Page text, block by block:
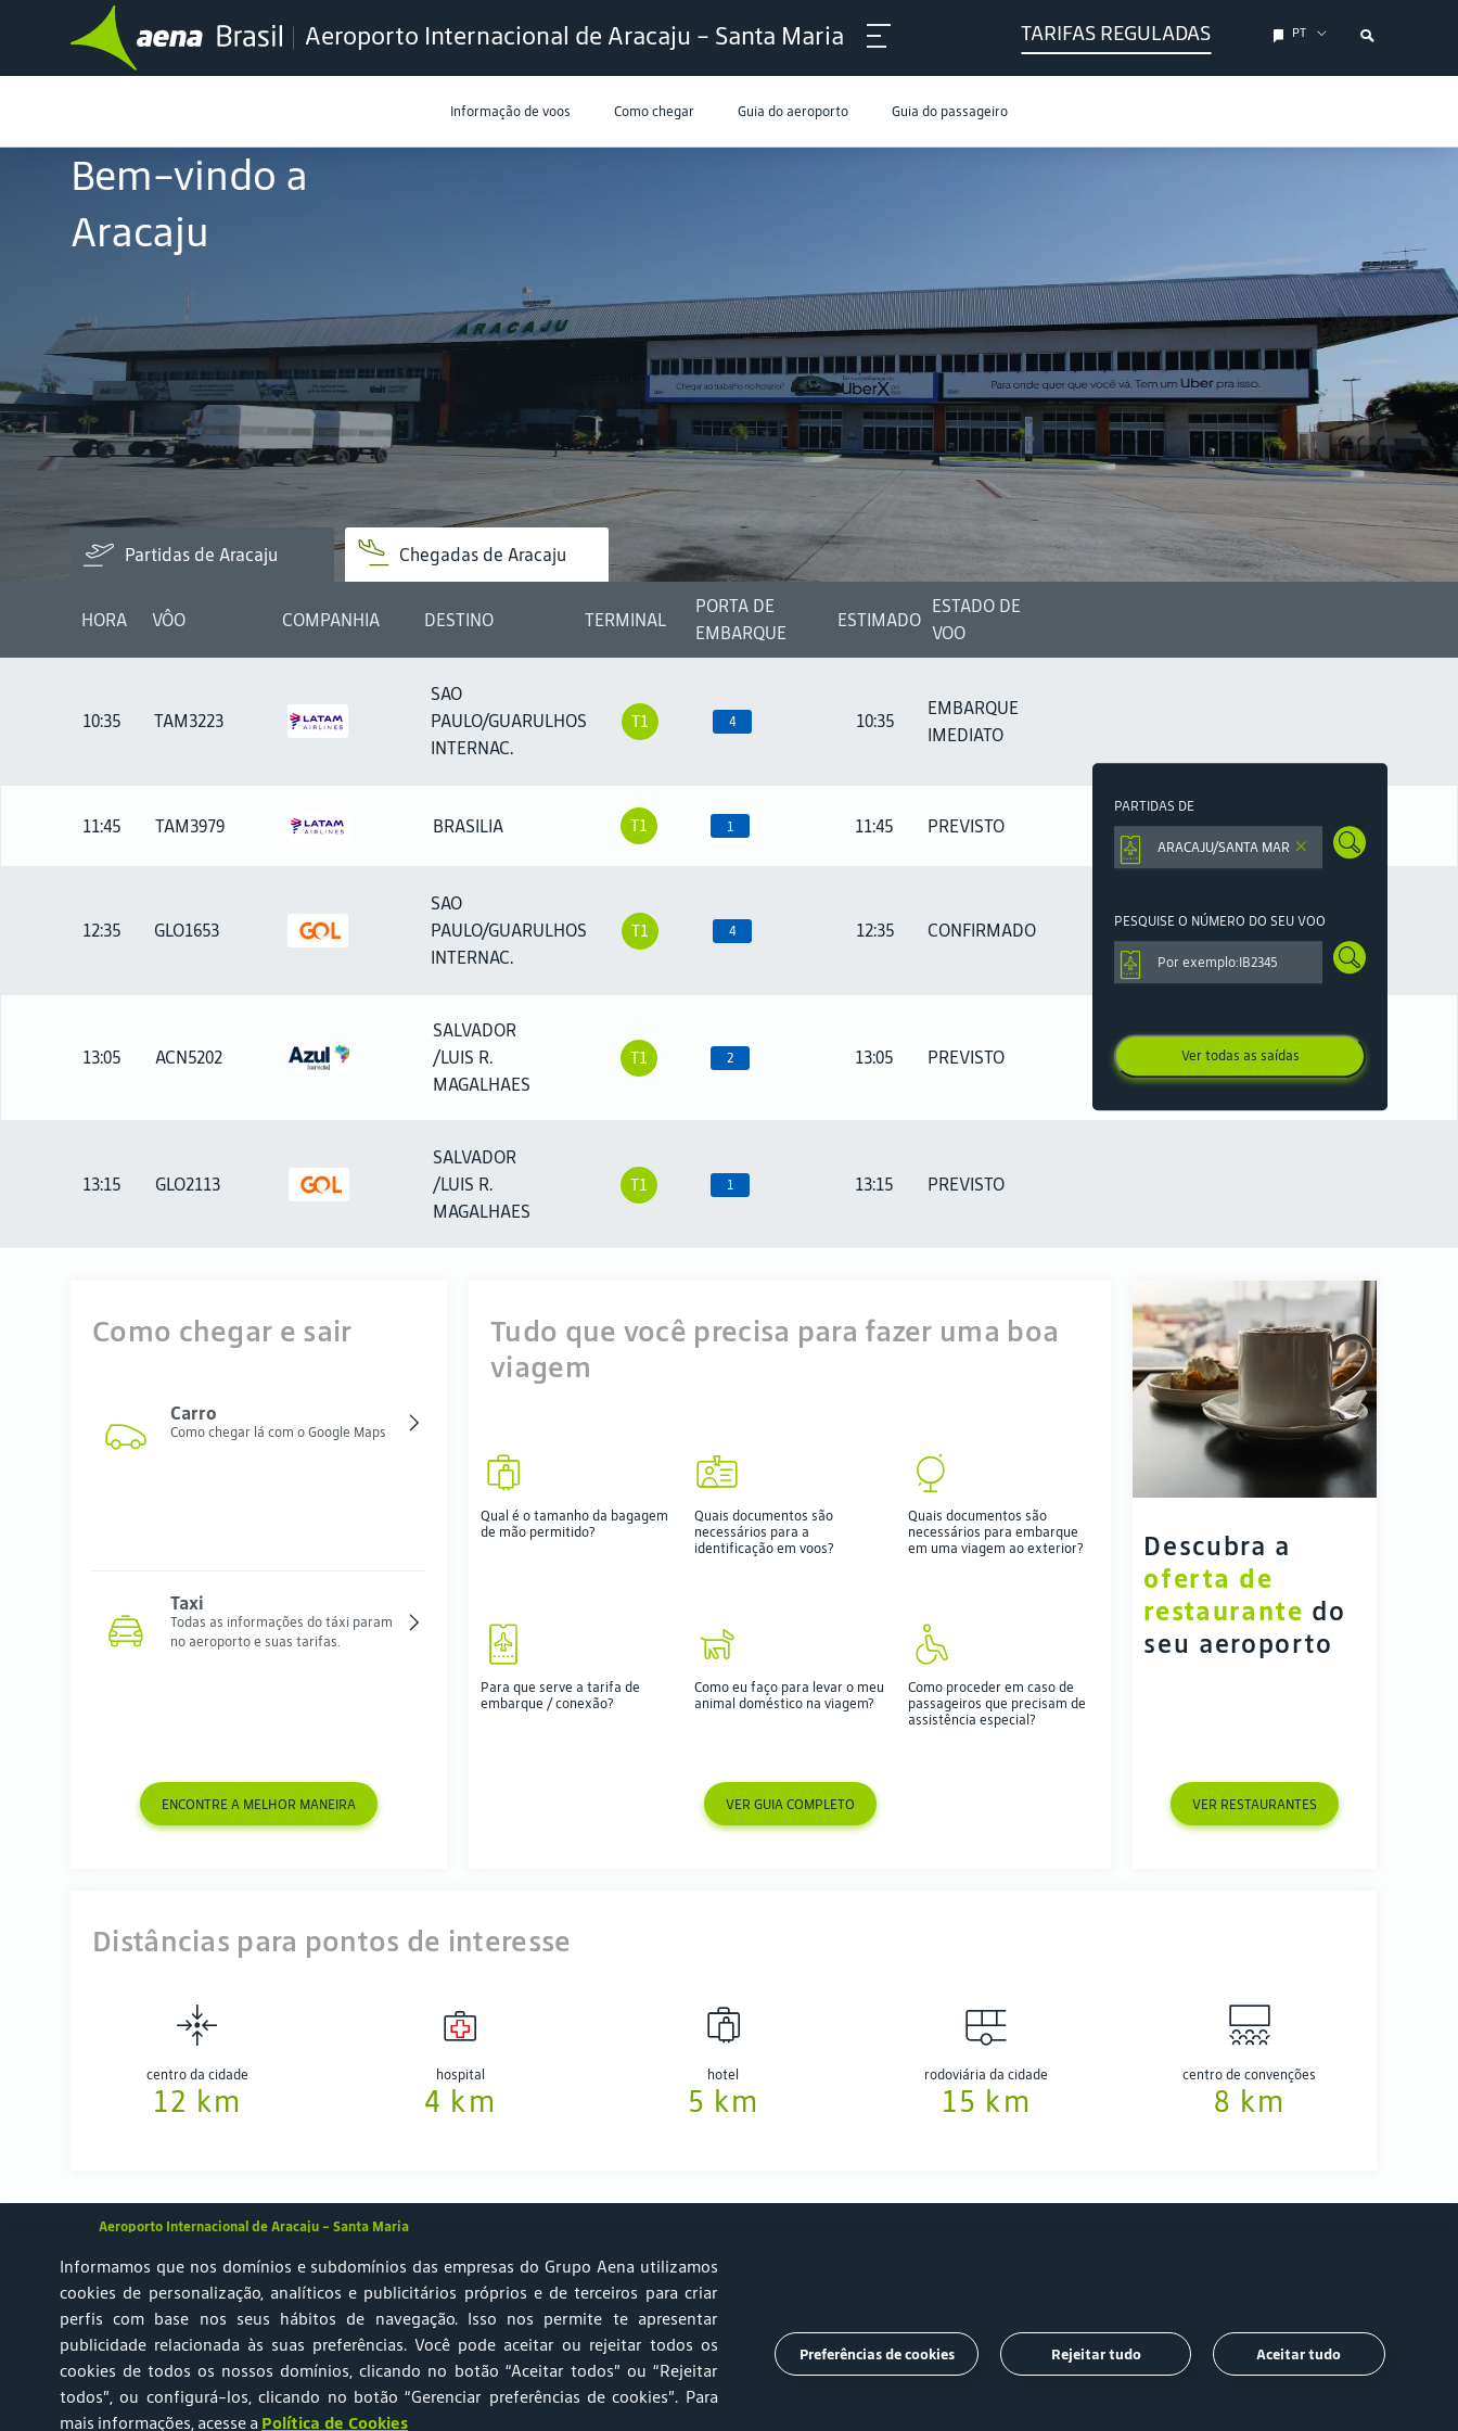
Aeroporto Internacional de Aracaju - Santa Maria TARIFAS REGULADAS PT
Informação de voos Como chegar Guia do aeroporto Guia do passageiro
Bem-vindo a
Aracaju
Partidas de Aracaju Chegadas de Aracaju
HORA VÔO COMPANHIA DESTINO TERMINAL
PORTA DE
EMBARQUE
ESTIMADO
ESTADO DE
VOO
10:35 TAM3223
SAO
PAULO/GUARULHOS
INTERNAC.
T1 4 10:35
EMBARQUE
IMEDIATO
11:45 TAM3979 BRASILIA T1 1 11:45 PREVISTO
12:35 GLO1653
SAO
PAULO/GUARULHOS
INTERNAC.
T1 4 12:35 CONFIRMADO
13:05 ACN5202
SALVADOR
/LUIS R.
MAGALHAES
T1 2 13:05 PREVISTO
13:15 GLO2113
SALVADOR
/LUIS R.
MAGALHAES
T1 1 13:15 PREVISTO
PARTIDAS DE
PESQUISE O NÚMERO DO SEU VOO
Ver todas as saídas
Como chegar e sair
Carro
Como chegar lá com o Google Maps
Taxi
Todas as informações do táxi param
no aeroporto e suas tarifas.
ENCONTRE A MELHOR MANEIRA
Tudo que você precisa para fazer uma boa
viagem
Qual é o tamanho da bagagem
de mão permitido?
Quais documentos são
necessários para a
identificação em voos?
Quais documentos são
necessários para embarque
em uma viagem ao exterior?
Para que serve a tarifa de
embarque / conexão?
Como eu faço para levar o meu
animal doméstico na viagem?
Como proceder em caso de
passageiros que precisam de
assistência especial?
VER GUIA COMPLETO
oferta de
restaurante do
seu aeroporto
VER RESTAURANTES
Distâncias para pontos de interesse
centro da cidade
12 km
hospital
4 km
hotel
5 km
rodoviária da cidade
15 km
centro de convenções
8 km
Aeroporto Internacional de Aracaju - Santa Maria
Ouvidoria
Achados & Perdidos Relato AVSEC Ruído Aeronáutico e Sustentabilidade Estacionamento
Portal do Titular de Dados Pessoais Central de Atendimento Trabalhe Conosco Imprensa
Siga-
nos
Informamos que nos domínios e subdomínios das empresas do Grupo Aena utilizamos
cookies de personalização, analíticos e publicitários próprios e de terceiros para criar
perfis com base nos seus hábitos de navegação. Isso nos permite te apresentar
publicidade relacionada às suas preferências. Você pode aceitar ou rejeitar todos os
cookies de todos os nossos domínios, clicando no botão “Aceitar todos” ou “Rejeitar
todos”, ou configurá-los, clicando no botão “Gerenciar preferências de cookies”. Para
mais informações, acesse a Política de Cookies
Preferências de cookies Rejeitar tudo Aceitar tudo